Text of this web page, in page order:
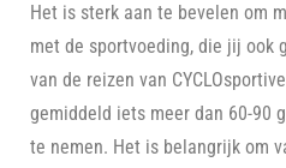
Het is sterk aan te bevelen om
met de sportvoeding, die jij ook
van de reizen van
gemiddeld iets meer dan 60-90
te nemen. Het is belangrijk om